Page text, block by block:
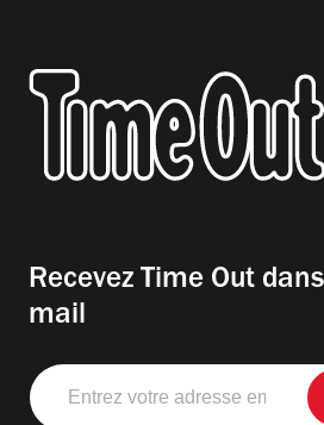
Recevez Time Out
mail
Entrez
votre